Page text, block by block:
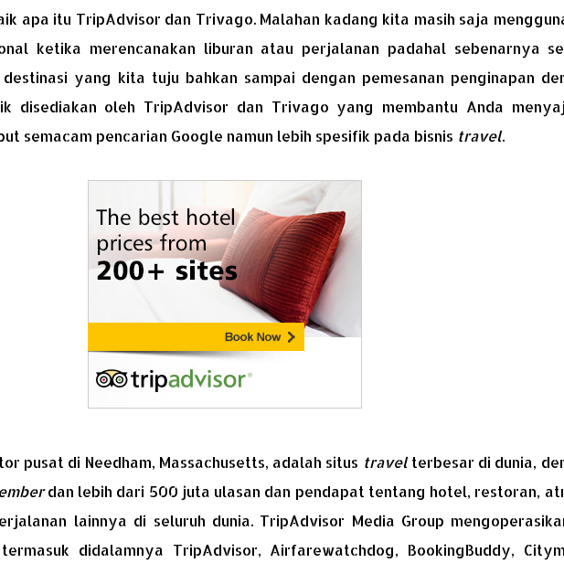
apa itu TripAdvisor dan Trivago. Malahan kadang kita masih saja
ketika merencanakan liburan atau perjalanan padahal sebenarnya
yang kita tuju bahkan sampai dengan pemesanan penginapan
disediakan oleh TripAdvisor dan Trivago yang membantu Anda
semacam pencarian Google namun lebih spesifik pada bisnis travel.
pusat di Needham, Massachusetts, adalah situs travelterbesar di dunia,
dan lebih dari 500 juta ulasan dan pendapat tentang hotel, restoran,
lainnya di seluruh dunia. TripAdvisor Media Group
didalamnya TripAdvisor, Airfarewatchdog, BookingBuddy,